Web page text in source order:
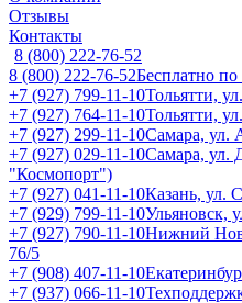
Отзывы
Контакты
8 (800) 222-76-52
8 (800) 222-76-52Бесплатно по
+7 (927) 799-11-10Тольятти,
+7 (927) 764-11-10Тольятти,
+7 (927) 299-11-10Самара, ул.
+7 (927) 029-11-10Самара, ул.
"Космопорт")
+7 (927) 041-11-10Казань, ул.
+7 (929) 799-11-10Ульяновск,
+7 (927) 790-11-10Нижний
76/5
+7 (908) 407-11-10
+7 (937) 066-11-10